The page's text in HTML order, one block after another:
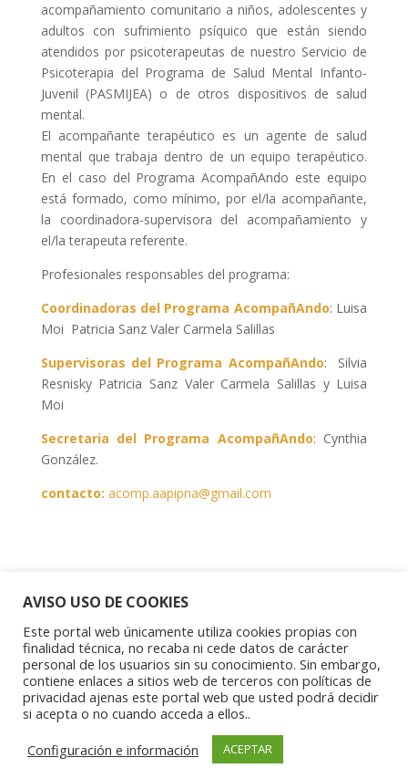
acompañamiento comunitario a niños, adolescentes y
adultos con sufrimiento psíquico que están siendo
atendidos por psicoterapeutas de nuestro Servicio de
Psicoterapia del Programa de Salud Mental Infanto-
Juvenil (PASMIJEA) o de otros dispositivos de salud
mental.
El acompañante terapéutico es un agente de salud
mental que trabaja dentro de un equipo terapéutico.
En el caso del Programa AcompañAndo este equipo
está formado, como mínimo, por el/la acompañante,
la coordinadora-supervisora del acompañamiento y
el/la terapeuta referente.
Profesionales responsables del programa:
Coordinadoras del Programa AcompañAndo: Luisa
Moi Patricia Sanz Valer Carmela Salillas
Supervisoras del Programa AcompañAndo: Silvia
Resnisky Patricia Sanz Valer Carmela Salillas y Luisa
Moi
Secretaria del Programa AcompañAndo: Cynthia
González.
contacto: acomp.aapipna@gmail.com
Aviso Legal| Política de privacidad|Política de
cookies
Copyright © 2023 Asociación Aragonesa para la
AVISO USO DE COOKIES
Este portal web únicamente utiliza cookies propias con
finalidad técnica, no recaba ni cede datos de carácter
personal de los usuarios sin su conocimiento. Sin embargo,
contiene enlaces a sitios web de terceros con políticas de
privacidad ajenas este portal web que usted podrá decidir
si acepta o no cuando acceda a ellos..
Configuración e información
ACEPTAR